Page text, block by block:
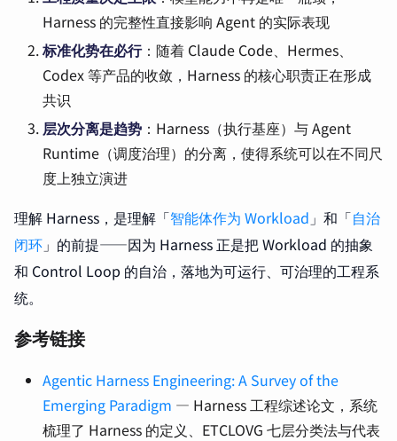
Harness 的完整性直接影响 Agent 的实际表现
标准化势在必行：随着 Claude Code、Hermes、
Codex 等产品的收敛，Harness 的核心职责正在形成
共识
层次分离是趋势 ：Harness（执行基座）与 Agent
Runtime（调度治理）的分离，使得系统可以在不同尺
度上独立演进
理解 Harness，是理解「智能体作为 Workload 」和「自治
闭环 」的前提——因为 Harness 正是把 Workload 的抽象
和 Control Loop 的自治，落地为可运行、可治理的工程系
统。
参考链接
Agentic Harness Engineering: A Survey of the
Emerging Paradigm — Harness 工程综述论文，系统
梳理了 Harness 的定义、ETCLOVG 七层分类法与代表